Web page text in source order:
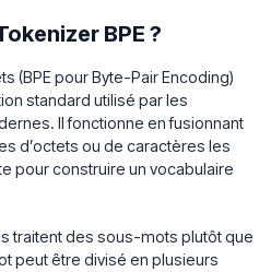
BPE ?
(BPE pour Byte-Pair Encoding)
standard utilisé par les
Il fonctionne en fusionnant
d’octets ou de caractères les
pour construire un vocabulaire
traitent des sous-mots plutôt que
peut être divisé en plusieurs